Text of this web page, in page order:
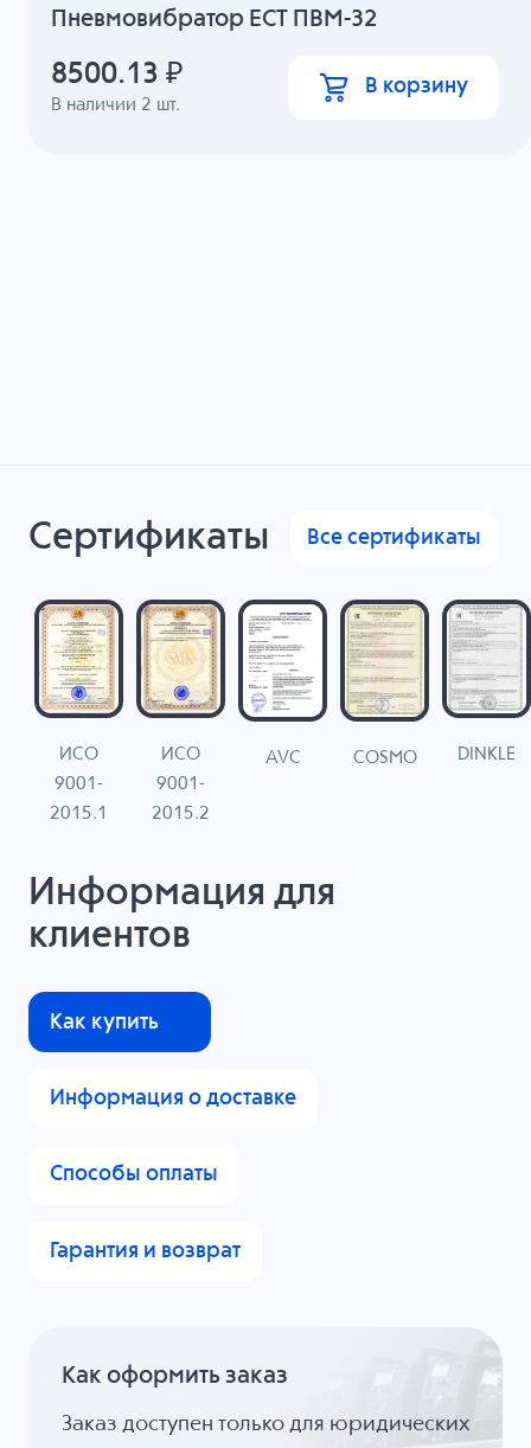
Пневмовибратор ECT ПВМ-32
В наличии 2 шт.
8500.13 ₽ В корзину
Сертификаты Все сертификаты
ИСО
9001-
2015.1
ИСО
9001-
2015.2
AVC COSMO DINKLE
Информация для
клиентов
Как купить
Информация о доставке
Способы оплаты
Гарантия и возврат
Как оформить заказ
Заказ доступен только для юридических